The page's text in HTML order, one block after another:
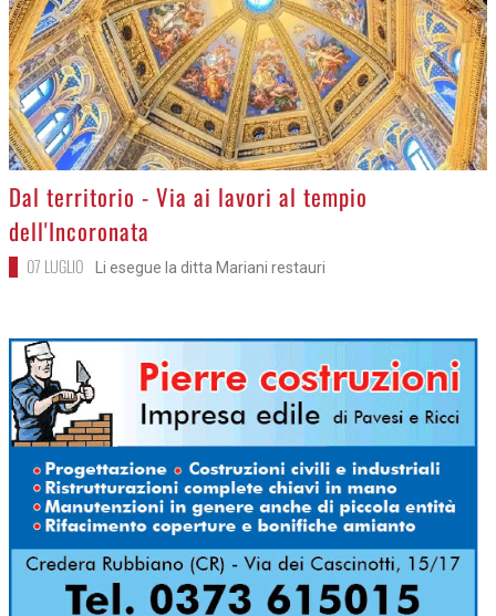
>
Dal territorio - Via ai lavori al tempio
dell'Incoronata
07 LUGLIO Li esegue la ditta Mariani restauri